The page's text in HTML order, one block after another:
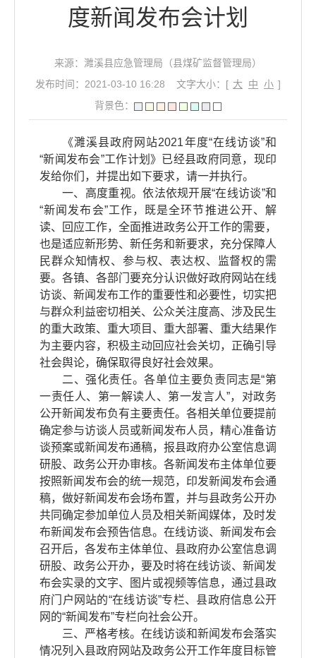
度新闻发布会计划
来源：濉溪县应急管理局（县煤矿监督管理局）
发布时间：2021-03-10 16:28
文字大小：[ 大 中 小 ]
背景色：
《濉溪县政府网站2021年度“在线访谈”和
“新闻发布会”工作计划》已经县政府同意，现印
发给你们，并提出如下要求，请一并执行。
一、高度重视。依法依规开展“在线访谈”和
“新闻发布会”工作，既是全环节推进公开、解
读、回应工作，全面推进政务公开工作的需要，
也是适应新形势、新任务和新要求，充分保障人
民群众知情权、参与权、表达权、监督权的需
要。各镇、各部门要充分认识做好政府网站在线
访谈、新闻发布工作的重要性和必要性，切实把
与群众利益密切相关、公众关注度高、涉及民生
的重大政策、重大项目、重大部署、重大结果作
为主要内容，积极主动回应社会关切，正确引导
社会舆论，确保取得良好社会效果。
二、强化责任。各单位主要负责同志是“第
一责任人、第一解读人、第一发言人”，对政务
公开新闻发布负有主要责任。各相关单位要提前
确定参与访谈人员或新闻发布人员，精心准备访
谈预案或新闻发布通稿，报县政府办公室信息调
研股、政务公开办审核。各新闻发布主体单位要
按照新闻发布会的统一规范，印发新闻发布会通
稿，做好新闻发布会场布置，并与县政务公开办
共同确定参加单位人员及相关新闻媒体，及时发
布新闻发布会预告信息。在线访谈、新闻发布会
召开后，各发布主体单位、县政府办公室信息调
研股、政务公开办，要及时将在线访谈、新闻发
布会实录的文字、图片或视频等信息，通过县政
府门户网站的“在线访谈”专栏、县政府信息公开
网的“新闻发布”专栏向社会公开。
三、严格考核。在线访谈和新闻发布会落实
情况列入县政府网站及政务公开工作年度目标管